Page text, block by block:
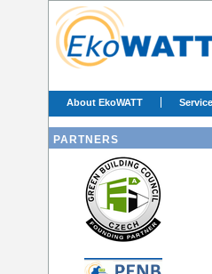
About EkoWATT
PARTNERS